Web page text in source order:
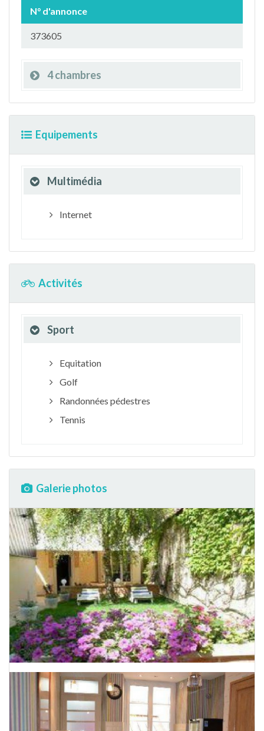
N° d'annonce
373605
4 chambres
Equipements
Multimédia
Internet
Activités
Sport
Equitation
Golf
Randonnées pédestres
Tennis
Galerie photos